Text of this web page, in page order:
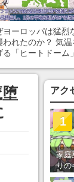
ヨーロッパは猛烈
われたのか？ 気温
る「ヒートドーム
アク
家庭
りの
みた
1